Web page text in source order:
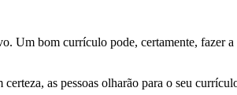
Um bom currículo pode, certamente, fazer
as pessoas olharão para o seu